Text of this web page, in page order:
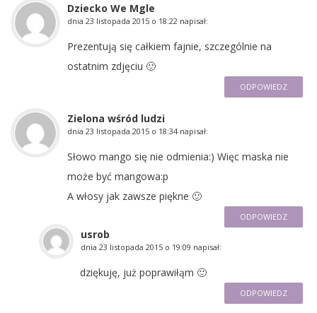
Dziecko We Mgle
dnia 23 listopada 2015 o 18:22 napisał:
Prezentują się całkiem fajnie, szczególnie na
ostatnim zdjęciu 🙂
ODPOWIEDZ
Zielona wśród ludzi
dnia 23 listopada 2015 o 18:34 napisał:
Słowo mango się nie odmienia:) Więc maska nie
może być mangowa:p
A włosy jak zawsze piękne 🙂
ODPOWIEDZ
usrob
dnia 23 listopada 2015 o 19:09 napisał:
dziękuję, już poprawiłąm 🙂
ODPOWIEDZ